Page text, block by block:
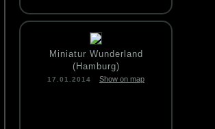
Miniatur Wunderland
(Hamburg)
17.01.2014 Show on map